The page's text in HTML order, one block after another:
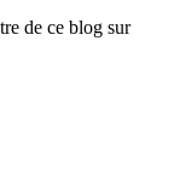
de ce blog sur